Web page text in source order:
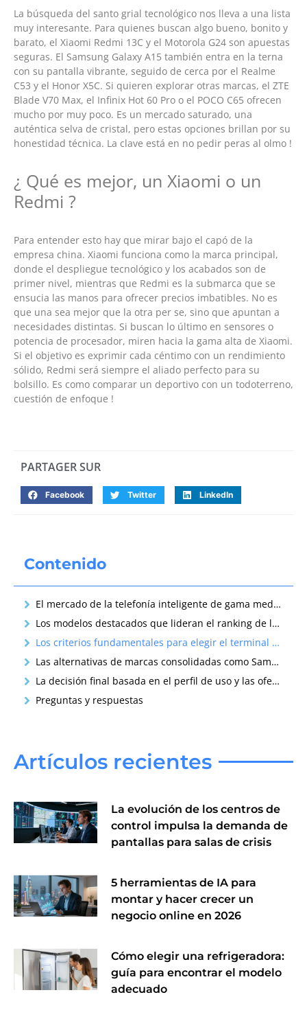
La búsqueda del santo grial tecnológico nos lleva a una lista
muy interesante. Para quienes buscan algo bueno, bonito y
barato, el Xiaomi Redmi 13C y el Motorola G24 son apuestas
seguras. El Samsung Galaxy A15 también entra en la terna
con su pantalla vibrante, seguido de cerca por el Realme
C53 y el Honor X5C. Si quieren explorar otras marcas, el ZTE
Blade V70 Max, el Infinix Hot 60 Pro o el POCO C65 ofrecen
mucho por muy poco. Es un mercado saturado, una
auténtica selva de cristal, pero estas opciones brillan por su
honestidad técnica. La clave está en no pedir peras al olmo !
¿ Qué es mejor, un Xiaomi o un
Redmi ?
Para entender esto hay que mirar bajo el capó de la
empresa china. Xiaomi funciona como la marca principal,
donde el despliegue tecnológico y los acabados son de
primer nivel, mientras que Redmi es la submarca que se
ensucia las manos para ofrecer precios imbatibles. No es
que una sea mejor que la otra per se, sino que apuntan a
necesidades distintas. Si buscan lo último en sensores o
potencia de procesador, miren hacia la gama alta de Xiaomi.
Si el objetivo es exprimir cada céntimo con un rendimiento
sólido, Redmi será siempre el aliado perfecto para su
bolsillo. Es como comparar un deportivo con un todoterreno,
cuestión de enfoque !
PARTAGER SUR
Facebook Twitter LinkedIn
Contenido
El mercado de la telefonía inteligente de gama media para el año dos mil veinticinco
Los modelos destacados que lideran el ranking de la mejor relación calidad y precio
Los criterios fundamentales para elegir el terminal adecuado según las necesidades
Las alternativas de marcas consolidadas como Samsung y Motorola en la gama media
La decisión final basada en el perfil de uso y las ofertas disponibles del mercado
Preguntas y respuestas
Artículos recientes
La evolución de los centros de
control impulsa la demanda de
pantallas para salas de crisis
5 herramientas de IA para
montar y hacer crecer un
negocio online en 2026
Cómo elegir una refrigeradora:
guía para encontrar el modelo
adecuado